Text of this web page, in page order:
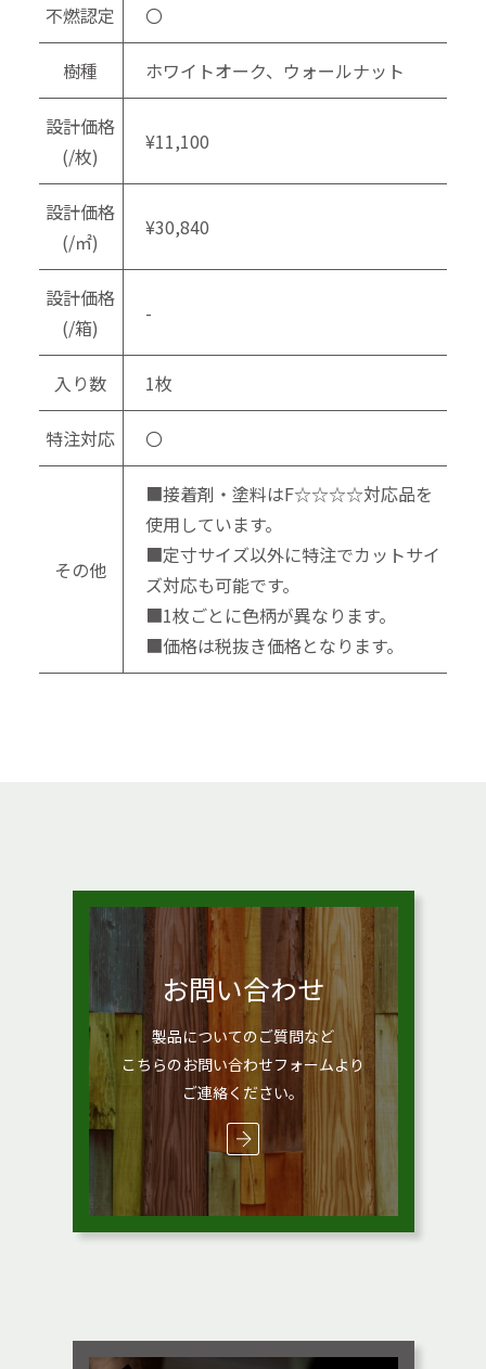
不燃認定 〇
樹種 ホワイトオーク、ウォールナット
設計価格
(/枚)
¥11,100
設計価格
(/㎡)
¥30,840
設計価格
(/箱)
-
入り数 1枚
特注対応 〇
その他
■接着剤・塗料はF☆☆☆☆対応品を
使用しています。
■定寸サイズ以外に特注でカットサイ
ズ対応も可能です。
■1枚ごとに色柄が異なります。
■価格は税抜き価格となります。
お問い合わせ
製品についてのご質問など
こちらのお問い合わせフォームより
ご連絡ください。